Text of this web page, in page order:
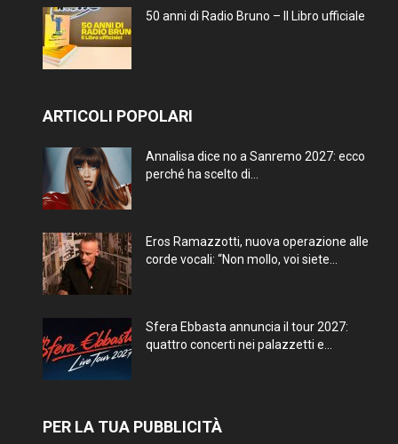
50 anni di Radio Bruno – Il Libro ufficiale
ARTICOLI POPOLARI
Annalisa dice no a Sanremo 2027: ecco
perché ha scelto di...
Eros Ramazzotti, nuova operazione alle
corde vocali: “Non mollo, voi siete...
Sfera Ebbasta annuncia il tour 2027:
quattro concerti nei palazzetti e...
PER LA TUA PUBBLICITÀ